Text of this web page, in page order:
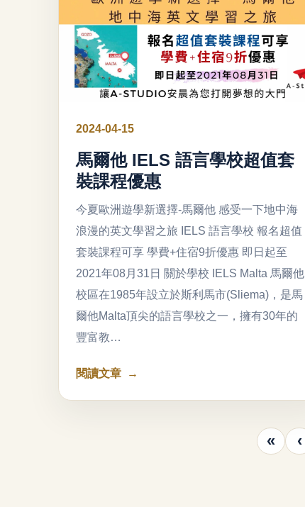
2024-04-15
馬爾他 IELS 語言學校超值套
裝課程優惠
今夏歐洲遊學新選擇-馬爾他 感受一下地中海
浪漫的英文學習之旅 IELS 語言學校 報名超值
套裝課程可享 學費+住宿9折優惠 即日起至
2021年08月31日 關於學校 IELS Malta 馬爾他
校區在1985年設立於斯利馬市(Sliema)，是馬
爾他Malta頂尖的語言學校之一，擁有30年的
豐富教…
閱讀文章
« ‹